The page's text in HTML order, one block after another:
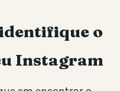
o
Instagram